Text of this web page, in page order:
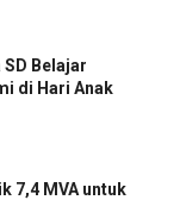
SD Belajar
di Hari Anak
7,4 MVA untuk